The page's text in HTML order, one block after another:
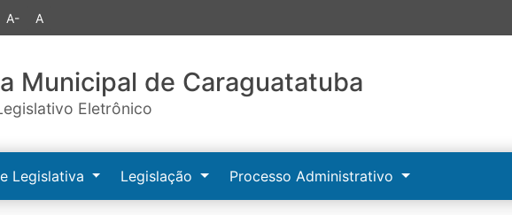
A- A
Municipal de Caraguatatuba
Eletrônico
Legislativa Legislação Processo Administrativo